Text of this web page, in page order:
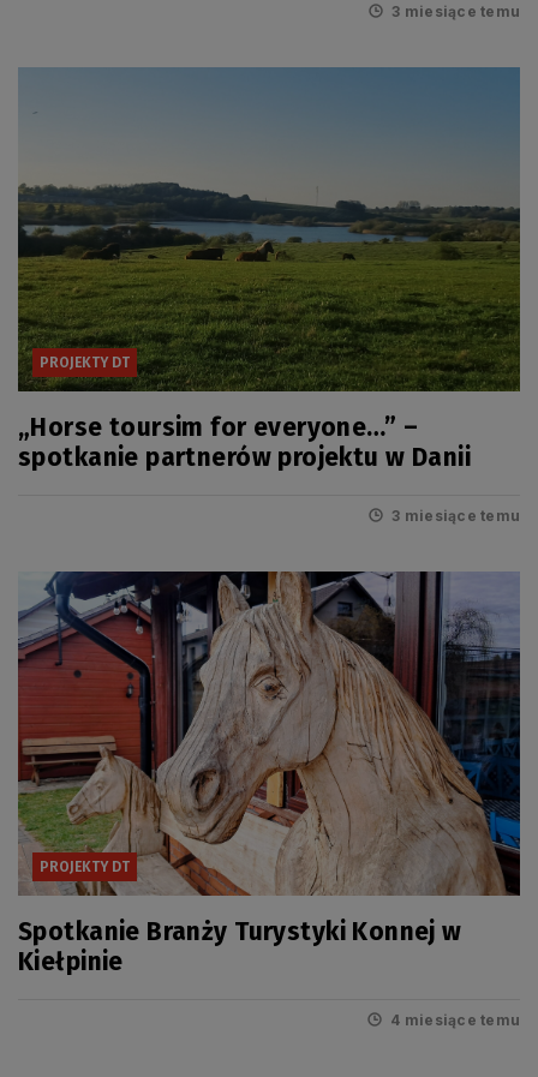
3 miesiące temu
PROJEKTY DT
„Horse toursim for everyone…” –
spotkanie partnerów projektu w Danii
3 miesiące temu
PROJEKTY DT
Spotkanie Branży Turystyki Konnej w
Kiełpinie
4 miesiące temu